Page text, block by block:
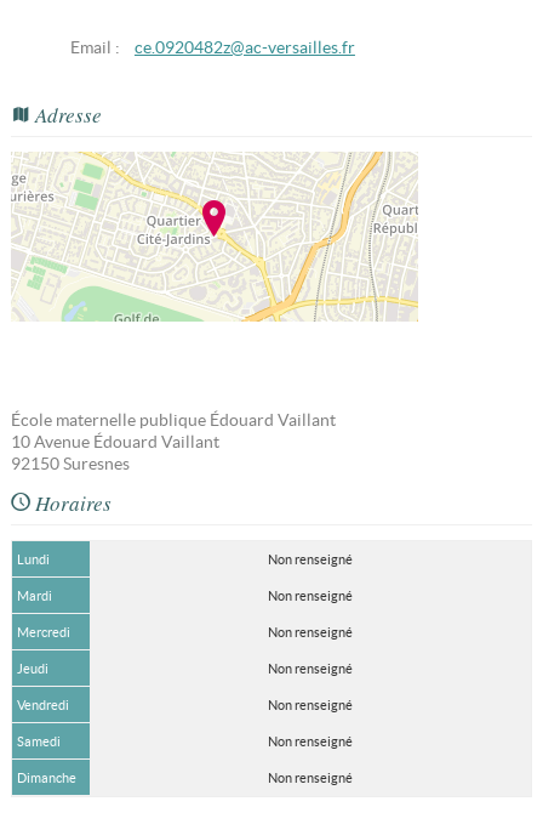
Email : ce.0920482z@ac-versailles.fr
Adresse
École maternelle publique Édouard Vaillant
10 Avenue Édouard Vaillant
92150 Suresnes
Horaires
Lundi Non renseigné
Mardi Non renseigné
Mercredi Non renseigné
Jeudi Non renseigné
Vendredi Non renseigné
Samedi Non renseigné
Dimanche Non renseigné